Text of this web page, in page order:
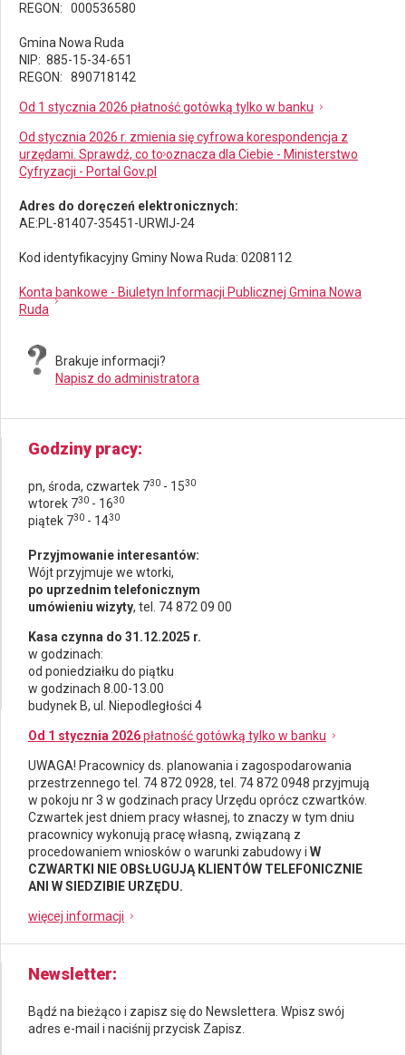
REGON: 000536580
Gmina Nowa Ruda
NIP: 885-15-34-651
REGON: 890718142
Od 1 stycznia 2026 płatność gotówką tylko w banku
Od stycznia 2026 r. zmienia się cyfrowa korespondencja z
urzędami. Sprawdź, co to oznacza dla Ciebie - Ministerstwo
Cyfryzacji - Portal Gov.pl
Adres do doręczeń elektronicznych:
AE:PL-81407-35451-URWIJ-24
Kod identyfikacyjny Gminy Nowa Ruda: 0208112
Konta bankowe - Biuletyn Informacji Publicznej Gmina Nowa
Ruda
Brakuje informacji?
Napisz do administratora
Godziny pracy
pn, środa, czwartek 730 - 1530
wtorek 730 - 1630
piątek 730 - 1430
Przyjmowanie interesantów:
Wójt przyjmuje we wtorki,
po uprzednim telefonicznym
umówieniu wizyty, tel. 74 872 09 00
Kasa czynna do 31.12.2025 r.
w godzinach:
od poniedziałku do piątku
w godzinach 8.00-13.00
budynek B, ul. Niepodległości 4
Od 1 stycznia 2026płatność gotówką tylko w banku
UWAGA! Pracownicy ds. planowania i zagospodarowania
przestrzennego tel. 74 872 0928, tel. 74 872 0948 przyjmują
w pokoju nr 3 w godzinach pracy Urzędu oprócz czwartków.
Czwartek jest dniem pracy własnej, to znaczy w tym dniu
pracownicy wykonują pracę własną, związaną z
procedowaniem wniosków o warunki zabudowy i W
CZWARTKI NIE OBSŁUGUJĄ KLIENTÓW TELEFONICZNIE
ANI W SIEDZIBIE URZĘDU.
więcej informacji
Newsletter
Bądź na bieżąco i zapisz się do Newslettera. Wpisz swój
adres e-mail i naciśnij przycisk Zapisz.